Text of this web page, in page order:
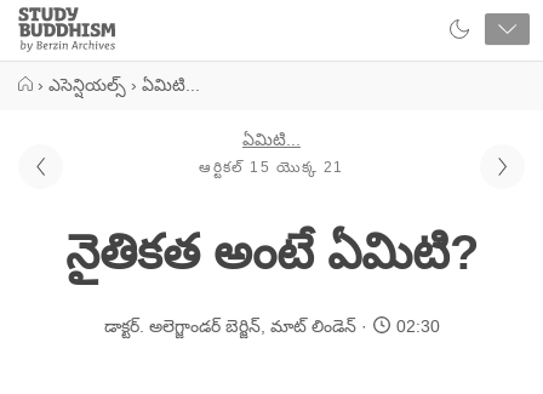
Close
Study
Buddhism
› ఎసెన్షియల్స్ › ఏమిటి...
ఏమిటి...
ఆర్టికల్ 15 యొక్క 21
నైతికత అంటే ఏమిటి?
డాక్టర్. అలెగ్జాండర్ బెర్జిన్, మాట్ లిండెన్ 02:30